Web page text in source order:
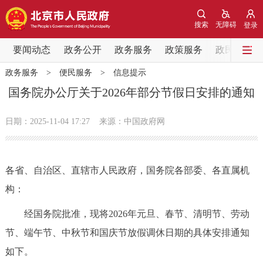
登录
无障碍
搜索
要闻动态 政务公开 政务服务 政策服务 政民互动
要闻动态
党中央精神 国务院信息
政务公开
市领导 机构职能 政策服务
政务服务 > 便民服务 > 信息提示
国务院办公厅关于2026年部分节假日安排的通知
日期：2025-11-04 17:27 来源：中国政府网
各省、自治区、直辖市人民政府，国务院各部委、各直属机
构：
经国务院批准，现将2026年元旦、春节、清明节、劳动
节、端午节、中秋节和国庆节放假调休日期的具体安排通知
如下。